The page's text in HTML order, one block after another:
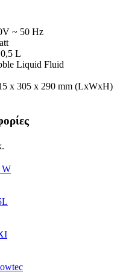
~ 50 Hz
L
Liquid Fluid
x 305 x 290 mm (LxWxH)
W